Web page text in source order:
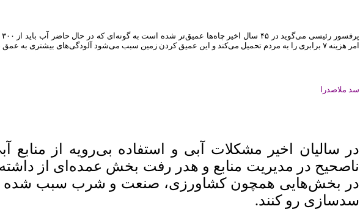
امر هزینه ۷ برابری را به مردم تحمیل می‌کند و این عمیق کردن زمین سبب می‌شود آلودگی‌های بیشتری به عمق خاک و آب نفوذ کند.
سد ملاصدرا
در سالیان اخیر مشکلات آبی و استفاده بی‌رویه از منابع
ناصحیح در مدیریت منابع و هدر رفت بخش عمده‌ای از
در بخش‌هایی همچون کشاورزی، صنعت و شرب سبب شده
سدسازی رو کنند.